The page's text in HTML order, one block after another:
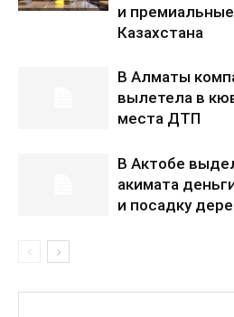
и
Казахстана
В Алматы
вылетела в
места ДТП
В Актобе
акимата
и посадку